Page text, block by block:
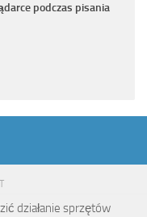
podczas pisania
działanie sprzętów